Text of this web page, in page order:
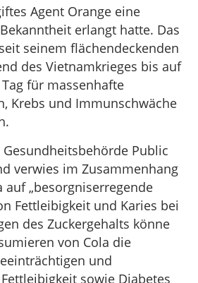
Agent Orange eine
erlangt hatte. Das
seinem flächendeckenden
des Vietnamkrieges bis auf
für massenhafte
Krebs und Immunschwäche
Public
verwies im Zusammenhang
auf „besorgniserregende
Fettleibigkeit und Karies bei
des Zuckergehalts könne
von Cola die
und
sowie Diabetes